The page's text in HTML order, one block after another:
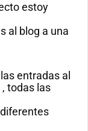
estoy
al blog a una
entradas al
todas las